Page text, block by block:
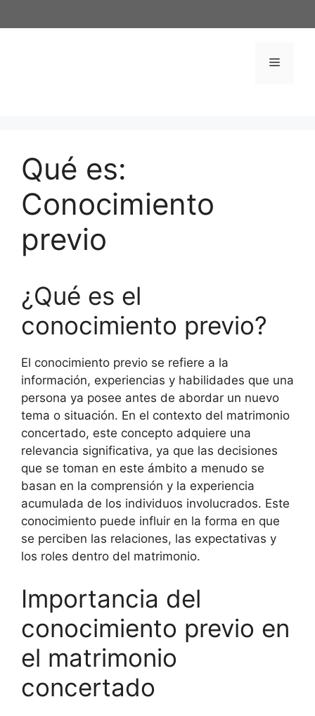
al
Menú
Qué es:
Conocimiento
previo
¿Qué es el
conocimiento previo?
El conocimiento previo se refiere a la
información, experiencias y habilidades que una
persona ya posee antes de abordar un nuevo
tema o situación. En el contexto del matrimonio
concertado, este concepto adquiere una
relevancia significativa, ya que las decisiones
que se toman en este ámbito a menudo se
basan en la comprensión y la experiencia
acumulada de los individuos involucrados. Este
conocimiento puede influir en la forma en que
se perciben las relaciones, las expectativas y
los roles dentro del matrimonio.
Importancia del
conocimiento previo en
el matrimonio
concertado